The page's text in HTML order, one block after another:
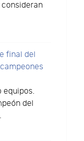
final del
equipos.
del